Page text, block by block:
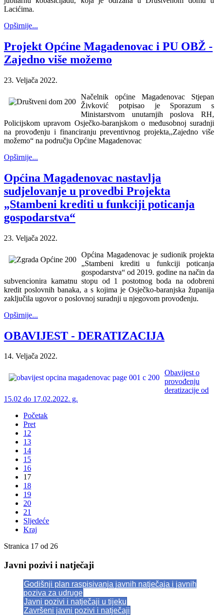
Lacićima.
Opširnije...
Projekt Općine Magadenovac i PU OBŽ -
Zajedno više možemo
23. Veljača 2022.
Načelnik općine Magadenovac Stjepan
Živković potpisao je Sporazum s
Ministarstvom unutarnjih poslova RH,
Policijskom upravom Osječko-baranjskom o međusobnoj suradnji
na provođenju i financiranju preventivnog projekta,,Zajedno više
možemo“ na području Općine Magadenovac
Opširnije...
Općina Magadenovac nastavlja
sudjelovanje u provedbi Projekta
„Stambeni krediti u funkciji poticanja
gospodarstva“
23. Veljača 2022.
Općina Magadenovac je sudionik projekta
„Stambeni krediti u funkciji poticanja
gospodarstva“ od 2019. godine na način da
subvencionira kamatnu stopu od 1 postotnog boda na odobreni
kredit poslovnih banaka, a s kojima je Osječko-baranjska županija
zaključila ugovor o poslovnoj suradnji u njegovom provođenju.
Opširnije...
OBAVIJEST - DERATIZACIJA
14. Veljača 2022.
Obavijest o
provođenju
deratizacije od
15.02 do 17.02.2022. g.
Početak
Pret
12
13
14
15
16
17
18
19
20
21
Sljedeće
Kraj
Stranica 17 od 26
Javni pozivi i natječaji
Godišnji plan raspisivanja javnih natječaja i javnih
poziva za udruge
Javni pozivi i natječaji u tijeku
Završeni javni pozivi i natječaji